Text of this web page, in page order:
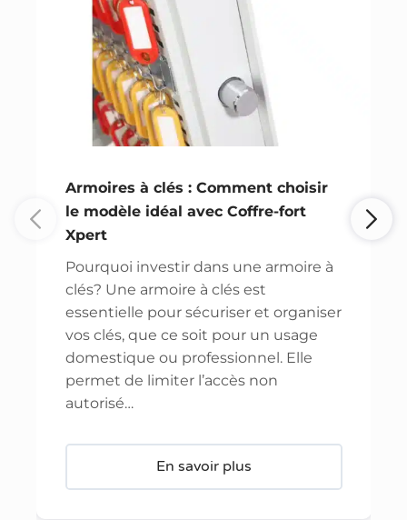
Armoires à clés : Comment choisir
le modèle idéal avec Coffre-fort
Xpert
Pourquoi investir dans une armoire à
clés? Une armoire à clés est
essentielle pour sécuriser et organiser
vos clés, que ce soit pour un usage
domestique ou professionnel. Elle
permet de limiter l’accès non
autorisé…
En savoir plus